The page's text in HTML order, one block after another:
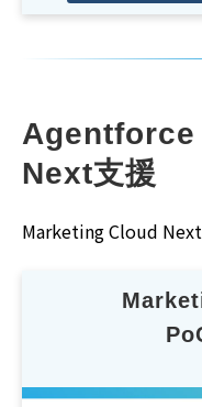
Next支援
Marketing Cloud Next